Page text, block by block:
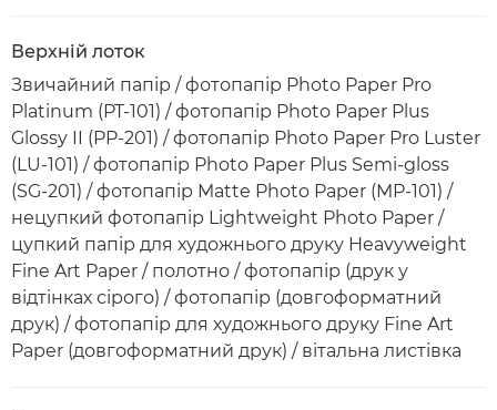
Верхній лоток
Звичайний папір / фотопапір Photo Paper Pro
Platinum (PT-101) / фотопапір Photo Paper Plus
Glossy II (PP-201) / фотопапір Photo Paper Pro Luster
(LU-101) / фотопапір Photo Paper Plus Semi-gloss
(SG-201) / фотопапір Matte Photo Paper (MP-101) /
нецупкий фотопапір Lightweight Photo Paper /
цупкий папір для художнього друку Heavyweight
Fine Art Paper / полотно / фотопапір (друк у
відтінках сірого) / фотопапір (довгоформатний
друк) / фотопапір для художнього друку Fine Art
Paper (довгоформатний друк) / вітальна листівка